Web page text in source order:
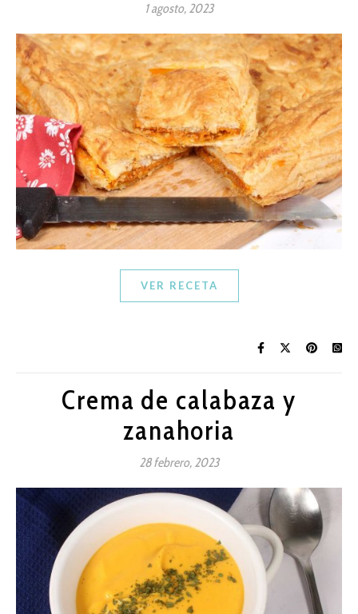
1 agosto, 2023
VER RECETA
Crema de calabaza y
zanahoria
28 febrero, 2023